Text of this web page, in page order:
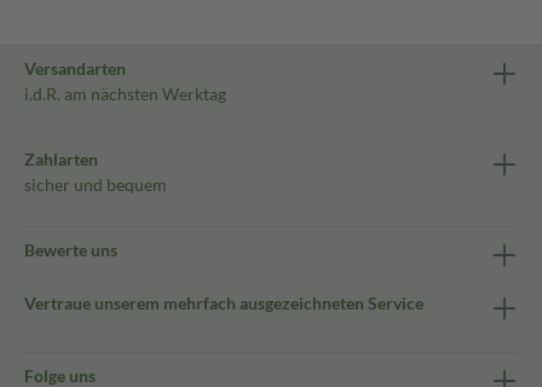
Versandarten
i.d.R. am nächsten Werktag
Zahlarten
sicher und bequem
Bewerte uns
Vertraue unserem mehrfach ausgezeichneten Service
Folge uns